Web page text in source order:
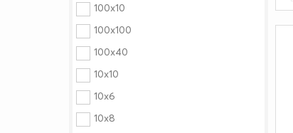
100x10
100x100
100x40
10x10
10x6
10x8